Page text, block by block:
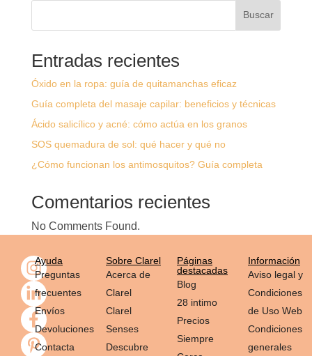
Buscar
Entradas recientes
Óxido en la ropa: guía de quitamanchas eficaz
Guía completa del masaje capilar: beneficios y técnicas
Ácido salicílico y acné: cómo actúa en los granos
SOS quemadura de sol: qué hacer y qué no
¿Cómo funcionan los antimosquitos? Guía completa
Comentarios recientes
No Comments Found.
Ayuda
Preguntas
frecuentes
Envíos
Devoluciones
Contacta
Sobre Clarel
Acerca de
Clarel
Clarel
Senses
Descubre
Páginas
destacadas
Blog
28 intimo
Precios
Siempre
Información
Aviso legal y
Condiciones
de Uso Web
Condiciones
generales